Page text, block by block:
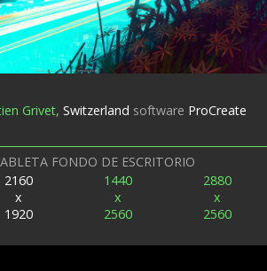
Grivet, Switzerland software ProCreate
FONDO DE ESCRITORIO
2160
x
1920
1440
x
2560
2880
x
2560